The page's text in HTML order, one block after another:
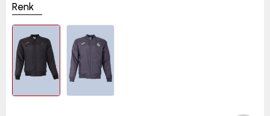
Renk